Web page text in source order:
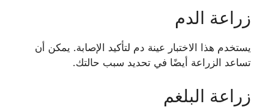
زراعة الدم
يستخدم هذا الاختبار عينة دم لتأكيد الإصابة. يمكن أن
تساعد الزراعة أيضًا في تحديد سبب حالتك.
زراعة البلغم